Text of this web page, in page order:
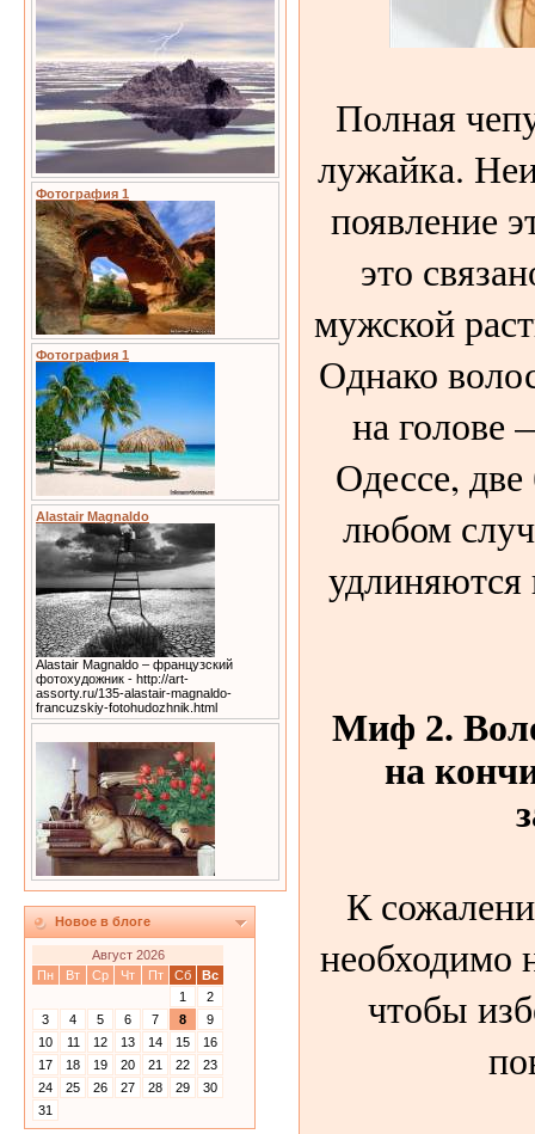
Фотография 1
Фотография 1
Alastair Magnaldo
Alastair Magnaldo – французский
фотохудожник - http://art-
assorty.ru/135-alastair-magnaldo-
francuzskiy-fotohudozhnik.html
Новое в блоге
Август 2026
Пн
Вт Ср Чт Пт Сб
Вс
1
2
3
4 5 6 7 8
9
10
11 12 13 14 15
16
17
18 19 20 21 22
23
24
25 26 27 28 29
30
31
Полная
лужайка.
появление
это
мужской
Однако
на голове
Одессе,
любом
удлиняются
Миф 2.
на
К
необходимо
чтобы